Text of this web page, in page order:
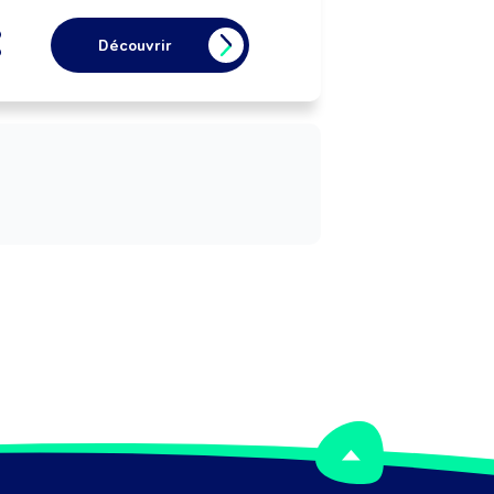
fixées par les pouvoirs publics.
Découvrir